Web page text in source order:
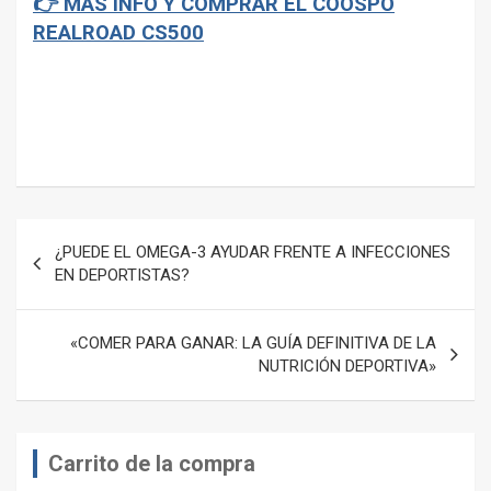
REALROAD CS500
de
entradas
¿PUEDE EL OMEGA-3 AYUDAR FRENTE A INFECCIONES
EN DEPORTISTAS?
«COMER PARA GANAR: LA GUÍA DEFINITIVA DE LA
NUTRICIÓN DEPORTIVA»
Carrito de la compra